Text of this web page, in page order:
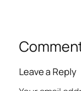
Leave a Reply